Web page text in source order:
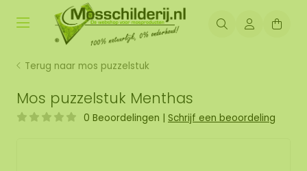
Terug naar mos puzzelstuk
Mos puzzelstuk Menthas
0 Beoordelingen | Schrijf een beoordeling